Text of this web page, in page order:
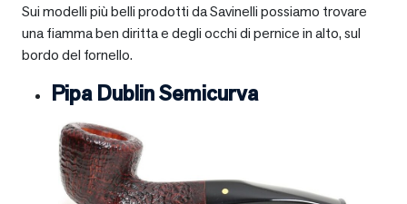
Sui modelli più belli prodotti da Savinelli possiamo trovare
una fiamma ben diritta e degli occhi di pernice in alto, sul
bordo del fornello.
Pipa Dublin Semicurva